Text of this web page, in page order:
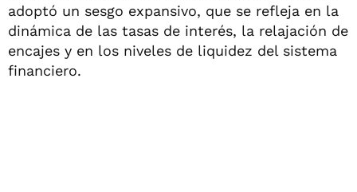
adoptó un sesgo expansivo, que se refleja en la
dinámica de las tasas de interés, la relajación de
encajes y en los niveles de liquidez del sistema
financiero.